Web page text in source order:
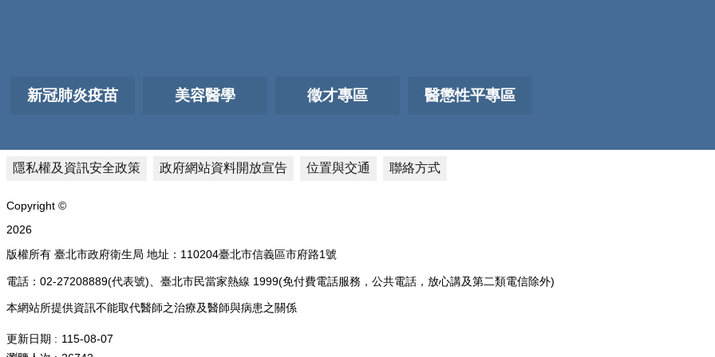
新冠肺炎疫苗 美容醫學 徵才專區 醫懲性平專區
隱私權及資訊安全政策 政府網站資料開放宣告 位置與交通 聯絡方式
Copyright ©
2026
版權所有 臺北市政府衛生局 地址：110204臺北市信義區市府路1號
電話：02-27208889(代表號)、臺北市民當家熱線 1999(免付費電話服務，公共電話，放心講及第二類電信除外)
本網站所提供資訊不能取代醫師之治療及醫師與病患之關係
更新日期
115-08-07